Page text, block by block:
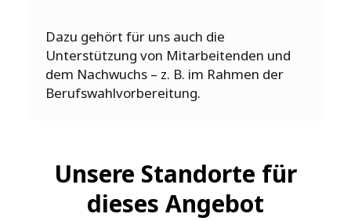
Dazu gehört für uns auch die
Unterstützung von Mitarbeitenden und
dem Nachwuchs – z. B. im Rahmen der
Berufswahlvorbereitung.
Unsere Standorte für
dieses Angebot